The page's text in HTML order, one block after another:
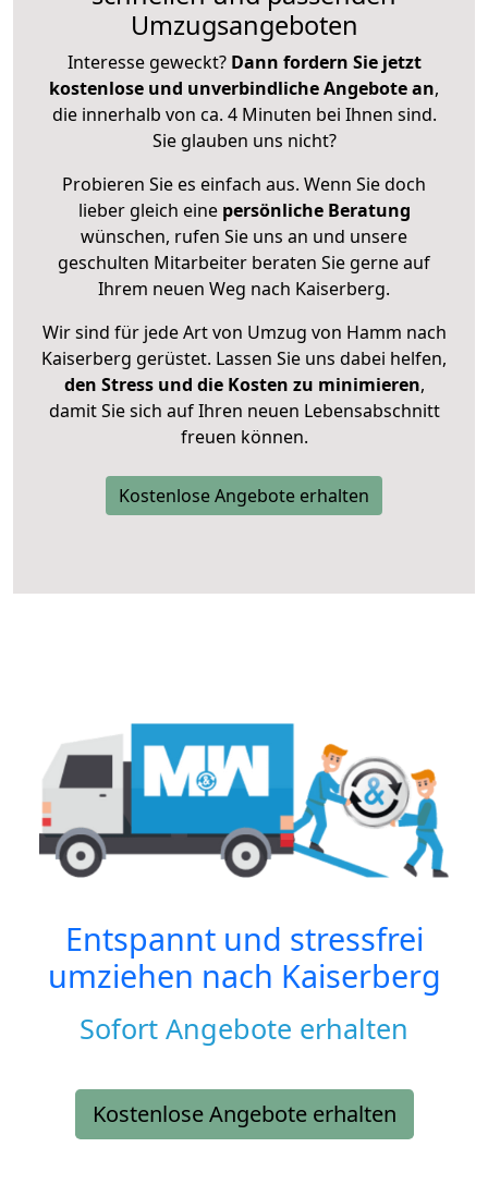
Umzugsangeboten
Interesse geweckt? Dann fordern Sie jetzt
kostenlose und unverbindliche Angebote an,
die innerhalb von ca. 4 Minuten bei Ihnen sind.
Sie glauben uns nicht?
Probieren Sie es einfach aus. Wenn Sie doch
lieber gleich eine persönliche Beratung
wünschen, rufen Sie uns an und unsere
geschulten Mitarbeiter beraten Sie gerne auf
Ihrem neuen Weg nach Kaiserberg.
Wir sind für jede Art von Umzug von Hamm nach
Kaiserberg gerüstet. Lassen Sie uns dabei helfen,
den Stress und die Kosten zu minimieren,
damit Sie sich auf Ihren neuen Lebensabschnitt
freuen können.
Kostenlose Angebote erhalten
Entspannt und stressfrei
umziehen nach Kaiserberg
Sofort Angebote erhalten
Kostenlose Angebote erhalten